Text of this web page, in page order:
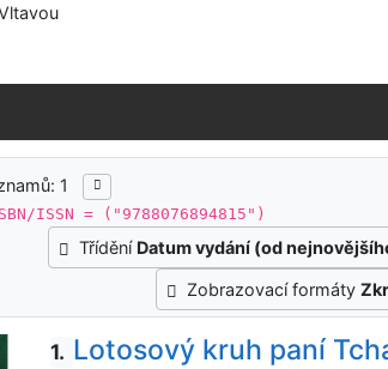
vyhledávání
1
ISSN = ("9788076894815")
Třídění Datum vydání (od
Zobrazovací formáty
1. Lotosový kruh paní